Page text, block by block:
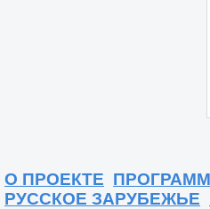
О ПРОЕКТЕ
РУССКОЕ ЗАРУБЕЖЬЕ